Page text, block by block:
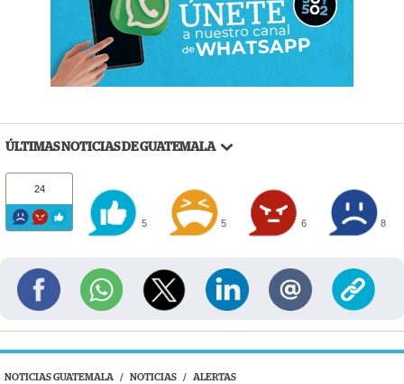
ÚLTIMAS NOTICIAS DE GUATEMALA
24
5 5 6 8
NOTICIAS GUATEMALA / NOTICIAS / ALERTAS